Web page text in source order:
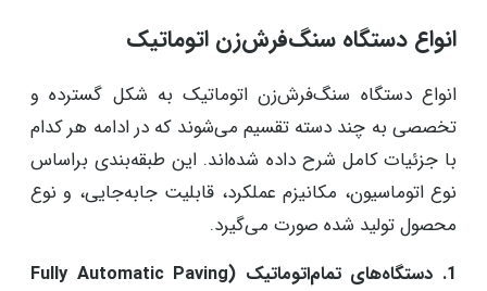
انواع دستگاه سنگ‌فرش‌زن اتوماتیک
انواع دستگاه سنگ‌فرش‌زن اتوماتیک به شکل گسترده و
تخصصی به چند دسته تقسیم می‌شوند که در ادامه هر کدام
با جزئیات کامل شرح داده شده‌اند. این طبقه‌بندی براساس
نوع اتوماسیون، مکانیزم عملکرد، قابلیت جابه‌جایی، و نوع
محصول تولید شده صورت می‌گیرد.
1. دستگاه‌های تمام‌اتوماتیک (Fully Automatic Paving